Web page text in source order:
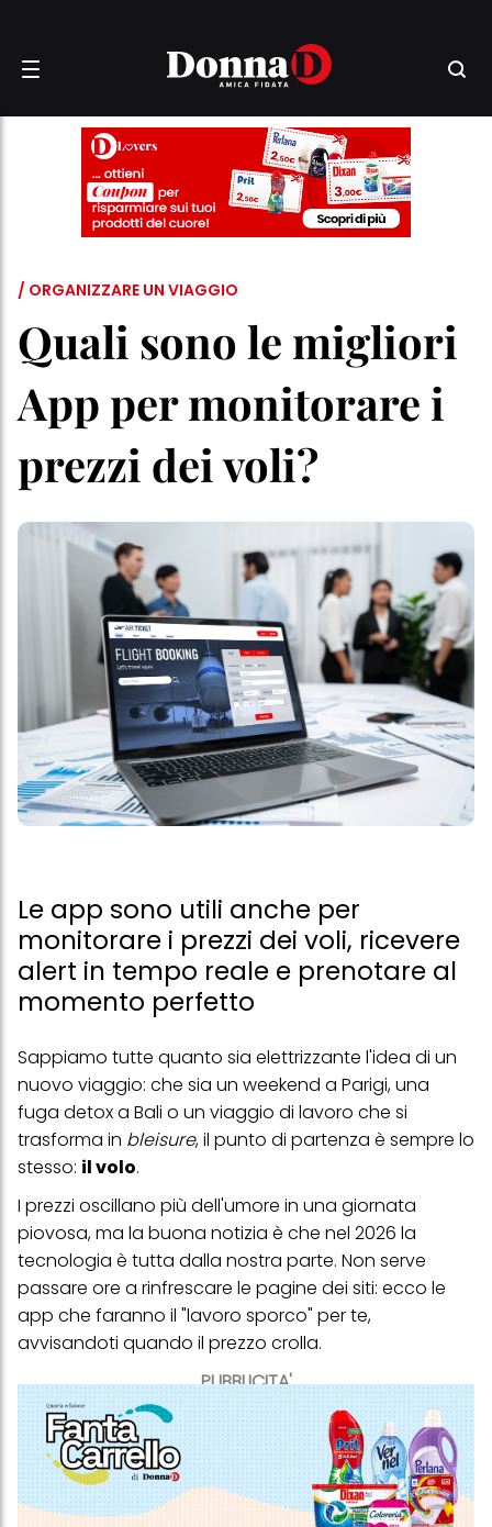
/ ORGANIZZARE UN VIAGGIO
Quali sono le migliori
App per monitorare i
prezzi dei voli?
Le app sono utili anche per
monitorare i prezzi dei voli, ricevere
alert in tempo reale e prenotare al
momento perfetto
PUBBLICITA'
Sappiamo tutte quanto sia elettrizzante l'idea di un
nuovo viaggio: che sia un weekend a Parigi, una
fuga detox a Bali o un viaggio di lavoro che si
trasforma in bleisure, il punto di partenza è sempre lo
stesso: il volo.
I prezzi oscillano più dell'umore in una giornata
piovosa, ma la buona notizia è che nel 2026 la
tecnologia è tutta dalla nostra parte. Non serve
passare ore a rinfrescare le pagine dei siti: ecco le
app che faranno il "lavoro sporco" per te,
avvisandoti quando il prezzo crolla.